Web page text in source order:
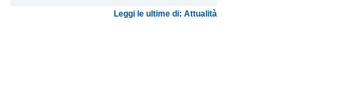
Leggi le ultime di: Attualità